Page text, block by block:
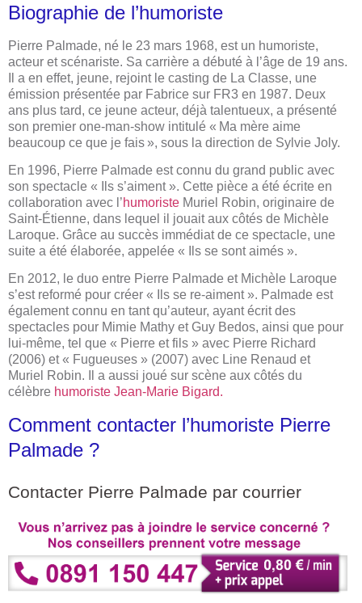
Biographie de l’humoriste
Pierre Palmade, né le 23 mars 1968, est un humoriste,
acteur et scénariste. Sa carrière a débuté à l’âge de 19 ans.
Il a en effet, jeune, rejoint le casting de La Classe, une
émission présentée par Fabrice sur FR3 en 1987. Deux
ans plus tard, ce jeune acteur, déjà talentueux, a présenté
son premier one-man-show intitulé « Ma mère aime
beaucoup ce que je fais », sous la direction de Sylvie Joly.
En 1996, Pierre Palmade est connu du grand public avec
son spectacle « Ils s’aiment ». Cette pièce a été écrite en
collaboration avec l’humoriste Muriel Robin, originaire de
Saint-Étienne, dans lequel il jouait aux côtés de Michèle
Laroque. Grâce au succès immédiat de ce spectacle, une
suite a été élaborée, appelée « Ils se sont aimés ».
En 2012, le duo entre Pierre Palmade et Michèle Laroque
s’est reformé pour créer « Ils se re-aiment ». Palmade est
également connu en tant qu’auteur, ayant écrit des
spectacles pour Mimie Mathy et Guy Bedos, ainsi que pour
lui-même, tel que « Pierre et fils » avec Pierre Richard
(2006) et « Fugueuses » (2007) avec Line Renaud et
Muriel Robin. Il a aussi joué sur scène aux côtés du
célèbre humoriste Jean-Marie Bigard.
Comment contacter l’humoriste Pierre
Palmade ?
Contacter Pierre Palmade par courrier